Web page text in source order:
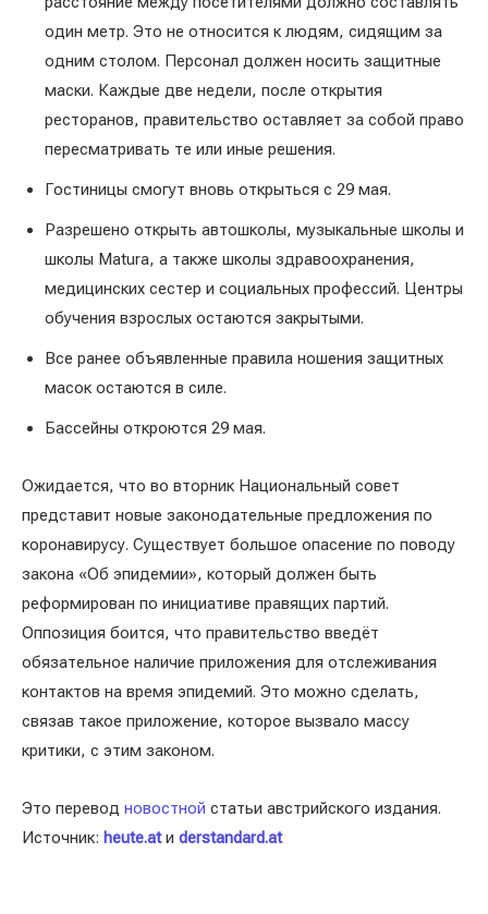
один метр. Это не относится к людям, сидящим за
одним столом. Персонал должен носить защитные
маски. Каждые две недели, после открытия
ресторанов, правительство оставляет за собой право
пересматривать те или иные решения.
Гостиницы смогут вновь открыться с 29 мая.
Разрешено открыть автошколы, музыкальные школы и
школы Matura, а также школы здравоохранения,
медицинских сестер и социальных профессий. Центры
обучения взрослых остаются закрытыми.
Все ранее объявленные правила ношения защитных
масок остаются в силе.
Бассейны откроются 29 мая.
Ожидается, что во вторник Национальный совет
представит новые законодательные предложения по
коронавирусу. Существует большое опасение по поводу
закона «Об эпидемии», который должен быть
реформирован по инициативе правящих партий.
Оппозиция боится, что правительство введёт
обязательное наличие приложения для отслеживания
контактов на время эпидемий. Это можно сделать,
связав такое приложение, которое вызвало массу
критики, с этим законом.
Это перевод новостной статьи австрийского издания.
Источник: heute.atи derstandard.at